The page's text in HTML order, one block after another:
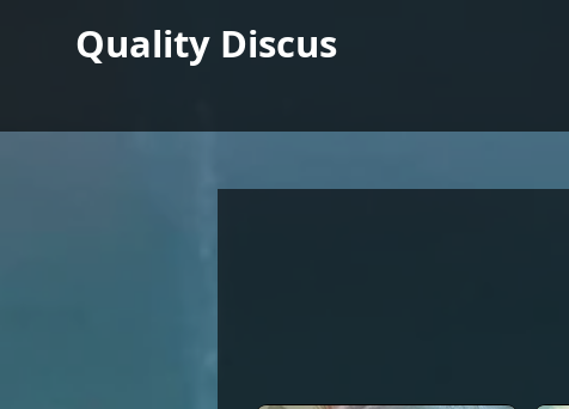
Quality Discus